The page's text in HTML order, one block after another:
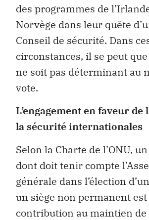
des programmes de
Norvège dans leur quête
Conseil de sécurité. Dans
circonstances, il se peut
ne soit pas déterminant au
vote.
L’engagement en faveur de
la sécurité internationales
Selon la Charte de l’ONU,
dont doit tenir compte
générale dans l’élection
un siège non permanent est
contribution au maintien de